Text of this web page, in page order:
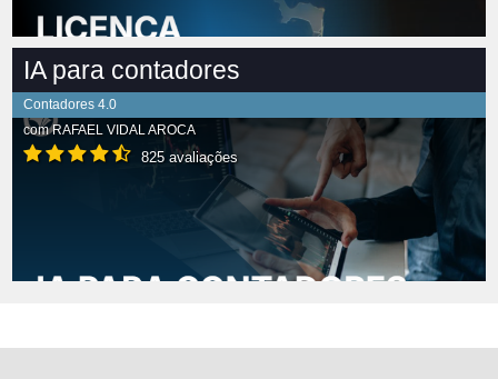
IA para contadores
Contadores 4.0
comRAFAEL VIDAL AROCA
825 avaliações